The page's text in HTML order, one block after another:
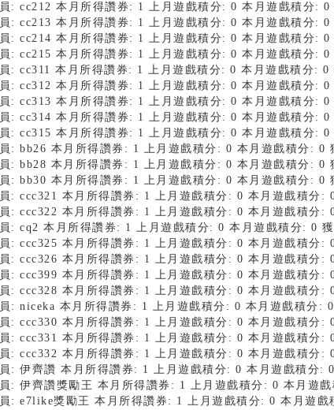
: cc212 本月所得讚券: 1 上月遊戲積分: 0 本月遊戲積分: 0
: cc213 本月所得讚券: 1 上月遊戲積分: 0 本月遊戲積分: 0
: cc214 本月所得讚券: 1 上月遊戲積分: 0 本月遊戲積分: 0
: cc215 本月所得讚券: 1 上月遊戲積分: 0 本月遊戲積分: 0
: cc311 本月所得讚券: 1 上月遊戲積分: 0 本月遊戲積分: 0
: cc312 本月所得讚券: 1 上月遊戲積分: 0 本月遊戲積分: 0
: cc313 本月所得讚券: 1 上月遊戲積分: 0 本月遊戲積分: 0
: cc314 本月所得讚券: 1 上月遊戲積分: 0 本月遊戲積分: 0
: cc315 本月所得讚券: 1 上月遊戲積分: 0 本月遊戲積分: 0
: bb26 本月所得讚券: 1 上月遊戲積分: 0 本月遊戲積分: 0
: bb28 本月所得讚券: 1 上月遊戲積分: 0 本月遊戲積分: 0
: bb30 本月所得讚券: 1 上月遊戲積分: 0 本月遊戲積分: 0
: ccc321 本月所得讚券: 1 上月遊戲積分: 0 本月遊戲積分:
: ccc322 本月所得讚券: 1 上月遊戲積分: 0 本月遊戲積分:
: cq2 本月所得讚券: 1 上月遊戲積分: 0 本月遊戲積分: 0 獲
: ccc325 本月所得讚券: 1 上月遊戲積分: 0 本月遊戲積分:
: ccc326 本月所得讚券: 1 上月遊戲積分: 0 本月遊戲積分:
: ccc399 本月所得讚券: 1 上月遊戲積分: 0 本月遊戲積分:
: ccc328 本月所得讚券: 1 上月遊戲積分: 0 本月遊戲積分:
: niceka 本月所得讚券: 1 上月遊戲積分: 0 本月遊戲積分: 0
: ccc330 本月所得讚券: 1 上月遊戲積分: 0 本月遊戲積分:
: ccc331 本月所得讚券: 1 上月遊戲積分: 0 本月遊戲積分:
: ccc332 本月所得讚券: 1 上月遊戲積分: 0 本月遊戲積分:
: 伊齊讚 本月所得讚券: 1 上月遊戲積分: 0 本月遊戲積分:
: 伊齊讚獎勵王 本月所得讚券: 1 上月遊戲積分: 0 本月遊戲
: e7like獎勵王 本月所得讚券: 1 上月遊戲積分: 0 本月遊戲